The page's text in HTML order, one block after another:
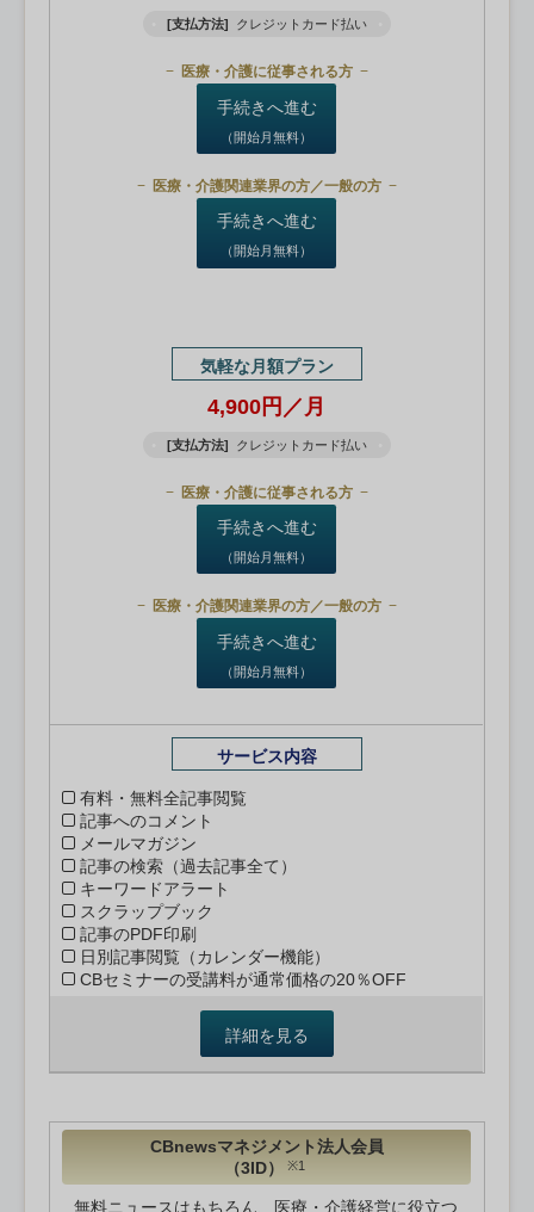
[支払方法] クレジットカード払い
医療・介護に従事される方
手続きへ進む
（開始月無料）
医療・介護関連業界の方／一般の方
手続きへ進む
（開始月無料）
気軽な月額プラン
4,900円／月
[支払方法] クレジットカード払い
医療・介護に従事される方
手続きへ進む
（開始月無料）
医療・介護関連業界の方／一般の方
手続きへ進む
（開始月無料）
サービス内容
有料・無料全記事閲覧
記事へのコメント
メールマガジン
記事の検索（過去記事全て）
キーワードアラート
スクラップブック
記事のPDF印刷
日別記事閲覧（カレンダー機能）
CBセミナーの受講料が通常価格の20％OFF
詳細を見る
CBnewsマネジメント法人会員
（3ID）
※1
無料ニュースはもちろん、医療・介護経営に役立つ